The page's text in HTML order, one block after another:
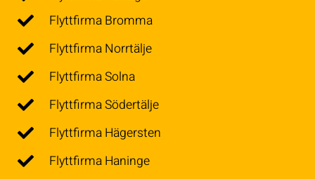
Flyttfirma Bromma
Flyttfirma Norrtälje
Flyttfirma Solna
Flyttfirma Södertälje
Flyttfirma Hägersten
Flyttfirma Haninge